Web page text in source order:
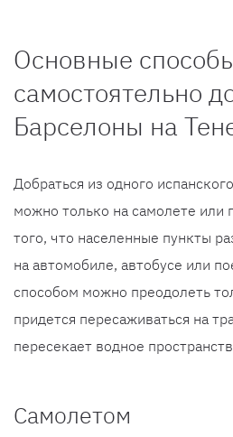
Основные
самостоятельно
Барселоны на
Добраться из одного
можно только на самолете или
того, что населенные пункты
на автомобиле, автобусе или
способом можно преодолеть
придется пересаживаться на
пересекает водное
Самолетом